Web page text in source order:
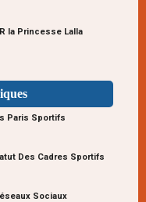
la Princesse Lalla
Paris Sportifs
Des Cadres Sportifs
Sociaux